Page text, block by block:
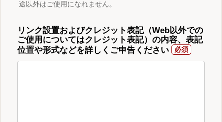
途以外はご使用になれません。
リンク設置およびクレジット表記（Web以外での
ご使用についてはクレジット表記）の内容、表記
位置や形式などを詳しくご申告ください